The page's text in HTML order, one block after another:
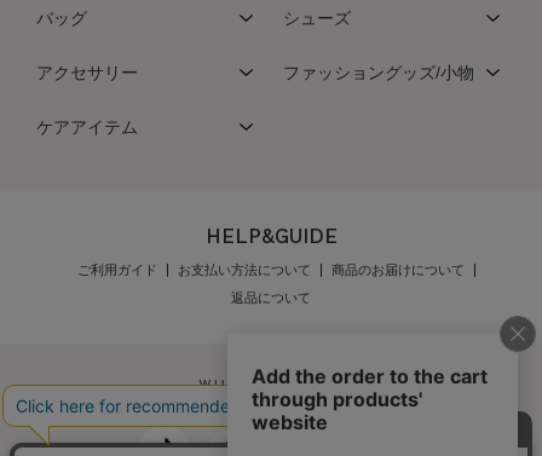
バッグ シューズ
アクセサリー ファッショングッズ/小物
ケアアイテム
HELP&GUIDE
ご利用ガイド お支払い方法について
商品のお届けについて
返品について